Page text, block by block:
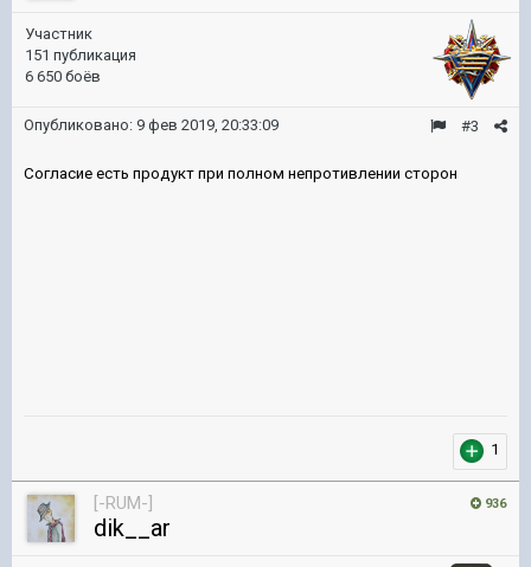
Участник
151 публикация
6 650 боёв
#3
Опубликовано: 9 фев 2019, 20:33:09
Согласие есть продукт при полном непротивлении сторон
1
936
[-RUM-]
dik__ar